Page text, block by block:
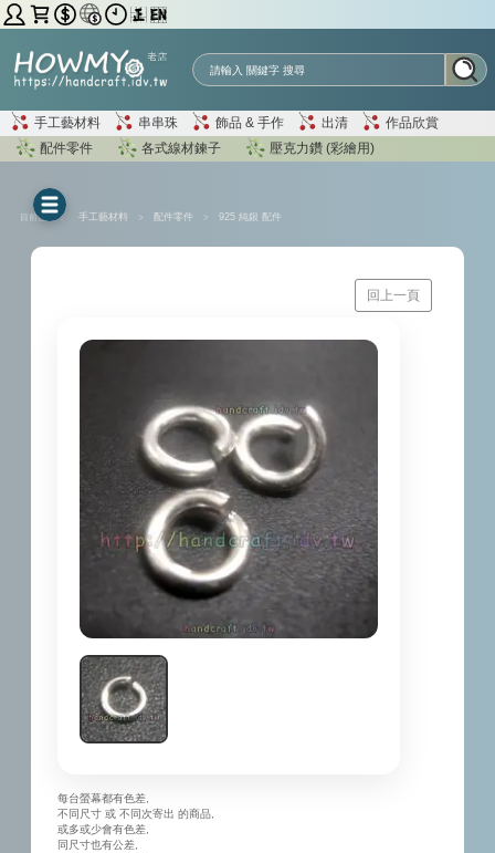
手工藝材料 串串珠 飾品 & 手作 出清
作品欣賞
配件零件
各式線材鍊子 壓克力鑽 (彩繪用)
目前位置 ： 手工藝材料 > 配件零件 > 925 純銀 配件
回上一頁
每台螢幕都有色差,
不同尺寸 或 不同次寄出 的商品,
或多或少會有色差,
同尺寸也有公差,